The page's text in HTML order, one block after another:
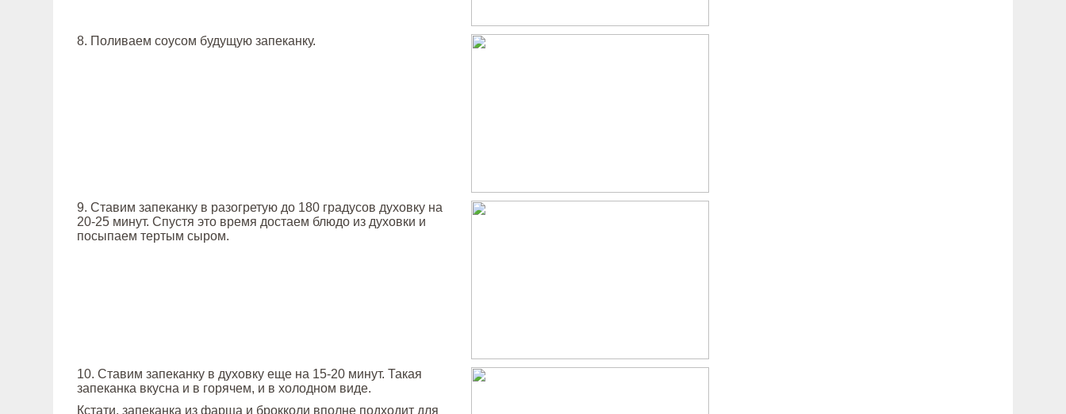
8. Поливаем соусом будущую запеканку.
9. Ставим запеканку в разогретую до 180 градусов духовку на
20-25 минут. Спустя это время достаем блюдо из духовки и
посыпаем тертым сыром.
10. Ставим запеканку в духовку еще на 15-20 минут. Такая
запеканка вкусна и в горячем, и в холодном виде.
Кстати, запеканка из фарша и брокколи вполне подходит для